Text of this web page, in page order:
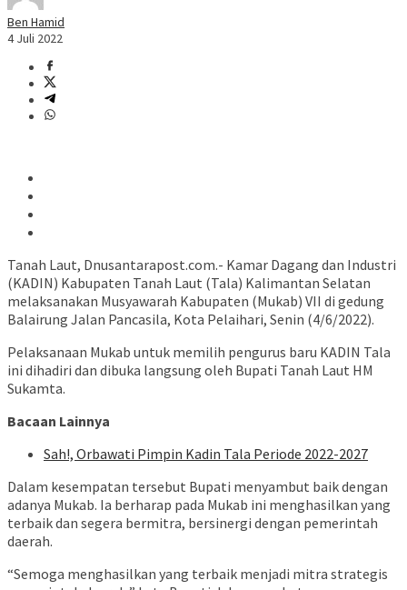
Ben Hamid
4 Juli 2022
Tanah Laut, Dnusantarapost.com.- Kamar Dagang dan Industri
(KADIN) Kabupaten Tanah Laut (Tala) Kalimantan Selatan
melaksanakan Musyawarah Kabupaten (Mukab) VII di gedung
Balairung Jalan Pancasila, Kota Pelaihari, Senin (4/6/2022).
Pelaksanaan Mukab untuk memilih pengurus baru KADIN Tala
ini dihadiri dan dibuka langsung oleh Bupati Tanah Laut HM
Sukamta.
Bacaan Lainnya
Sah!, Orbawati Pimpin Kadin Tala Periode 2022-2027
Dalam kesempatan tersebut Bupati menyambut baik dengan
adanya Mukab. Ia berharap pada Mukab ini menghasilkan yang
terbaik dan segera bermitra, bersinergi dengan pemerintah
daerah.
“Semoga menghasilkan yang terbaik menjadi mitra strategis